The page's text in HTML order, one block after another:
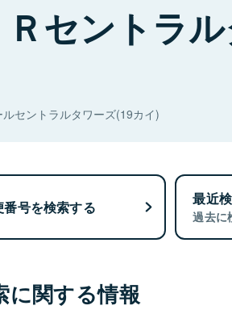
セントラ
セントラルタワーズ(19カイ)
番号を検索する 最近
過去に
に関する情報